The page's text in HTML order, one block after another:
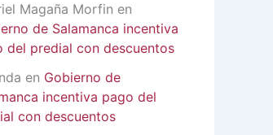
Magaña Morfin en
de Salamanca incentiva
del predial con descuentos
en Gobierno de
incentiva pago del
con descuentos